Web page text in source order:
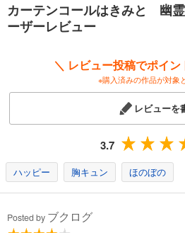
部員になっても、退部届はだせなかった
やめなくてよかった。
：：：：：：：：：：：：：：：：：：：
カーテンコールはきみと 幽
ーザーレビュー
＼ レビュー投稿でポイ
※購入済みの作品が対象
レビューを
3.7
ハッピー 胸キュン ほのぼの
Posted by ブクログ